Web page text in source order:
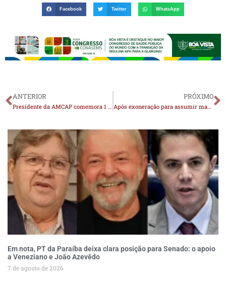
Facebook Twitter WhatsApp
ANTERIOR
Presidente da AMCAP comemora 1 ano da instalação Centro de Hemodiálise em Monteiro
PRÓXIMO
Após exoneração para assumir mandato na AL, Lindolfo Pires volta para a Secretaria de Esporte, Juventude e Lazer da Paraíba
Em nota, PT da Paraíba deixa clara posição para Senado: o apoio
a Veneziano e João Azevêdo
7 de agosto de 2026